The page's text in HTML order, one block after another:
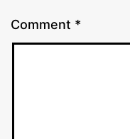
Comment *